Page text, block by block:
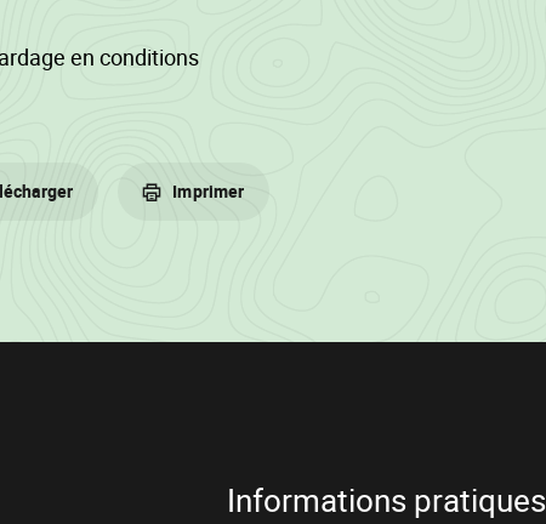
en conditions
Imprimer
Informations pratiques